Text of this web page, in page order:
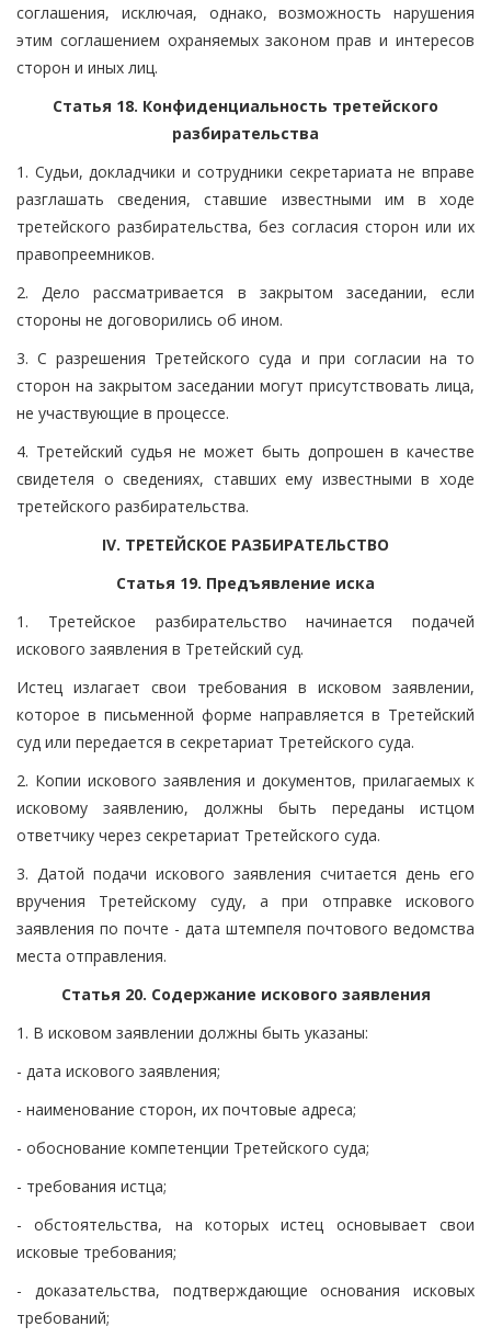
соглашения, исключая, однако, возможность нарушения
этим соглашением охраняемых законом прав и интересов
сторон и иных лиц.
Статья 18. Конфиденциальность третейского
разбирательства
1. Судьи, докладчики и сотрудники секретариата не вправе
разглашать сведения, ставшие известными им в ходе
третейского разбирательства, без согласия сторон или их
правопреемников.
2. Дело рассматривается в закрытом заседании, если
стороны не договорились об ином.
3. С разрешения Третейского суда и при согласии на то
сторон на закрытом заседании могут присутствовать лица,
не участвующие в процессе.
4. Третейский судья не может быть допрошен в качестве
свидетеля о сведениях, ставших ему известными в ходе
третейского разбирательства.
IV. ТРЕТЕЙСКОЕ РАЗБИРАТЕЛЬСТВО
Статья 19. Предъявление иска
1. Третейское разбирательство начинается подачей
искового заявления в Третейский суд.
Истец излагает свои требования в исковом заявлении,
которое в письменной форме направляется в Третейский
суд или передается в секретариат Третейского суда.
2. Копии искового заявления и документов, прилагаемых к
исковому заявлению, должны быть переданы истцом
ответчику через секретариат Третейского суда.
3. Датой подачи искового заявления считается день его
вручения Третейскому суду, а при отправке искового
заявления по почте - дата штемпеля почтового ведомства
места отправления.
Статья 20. Содержание искового заявления
1. В исковом заявлении должны быть указаны:
- дата искового заявления;
- наименование сторон, их почтовые адреса;
- обоснование компетенции Третейского суда;
- требования истца;
- обстоятельства, на которых истец основывает свои
исковые требования;
- доказательства, подтверждающие основания исковых
требований;